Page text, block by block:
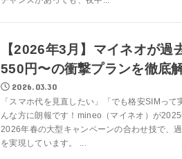
【2026年3月】マイネオが過
550円〜の衝撃プランを徹底
2026.03.30
「スマホ代を見直したい」「でも格安SIMっ
んな方に朗報です！mineo（マイネオ）が
2026年春の大型キャンペーンの合わせ技で、
を実現しています。 ...